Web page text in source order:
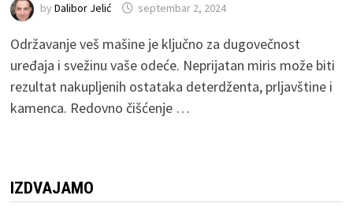
by Dalibor Jelić septembar 2, 2024
Održavanje veš mašine je ključno za dugovečnost
uređaja i svežinu vaše odeće. Neprijatan miris može biti
rezultat nakupljenih ostataka deterdženta, prljavštine i
kamenca. Redovno čišćenje …
IZDVAJAMO